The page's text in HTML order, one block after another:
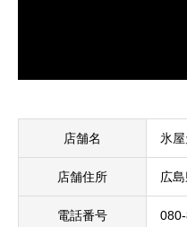
店舗名 氷
店舗住所 広
電話番号